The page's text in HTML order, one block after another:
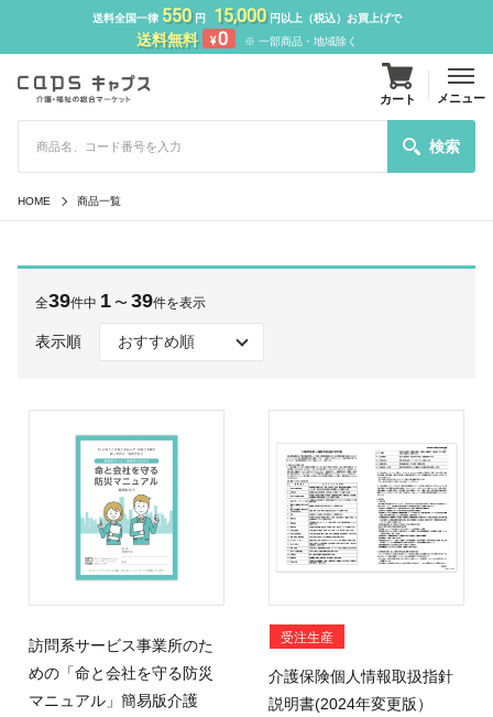
送料全国一律 550円 15,000円以上（税込）お買上げで
送料無料 ¥0 ※ 一部商品・地域除く
検索
カート メニュー
HOME 商品一覧
全39件中 1 〜 39件を表示
表示順
訪問系サービス事業所のた
めの「命と会社を守る防災
マニュアル」簡易版介護
受注生産
介護保険個人情報取扱指針
説明書(2024年変更版）